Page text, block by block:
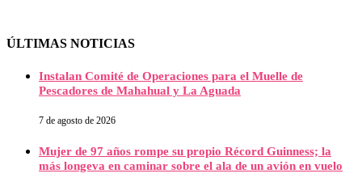
ÚLTIMAS NOTICIAS
Instalan Comité de Operaciones para el Muelle de
Pescadores de Mahahual y La Aguada
7 de agosto de 2026
Mujer de 97 años rompe su propio Récord Guinness; la
más longeva en caminar sobre el ala de un avión en vuelo